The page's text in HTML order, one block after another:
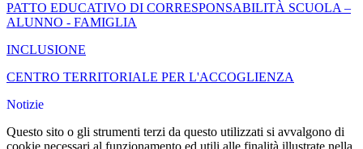
PATTO EDUCATIVO DI CORRESPONSABILITÀ SCUOLA –
ALUNNO - FAMIGLIA
INCLUSIONE
CENTRO TERRITORIALE PER L'ACCOGLIENZA
Notizie
Questo sito o gli strumenti terzi da questo utilizzati si avvalgono di